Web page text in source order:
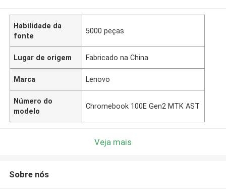
Habilidade da
fonte
5000 peças
Lugar de origem Fabricado na China
Marca Lenovo
Número do
modelo
Chromebook 100E Gen2 MTK AST
Veja mais
Sobre nós